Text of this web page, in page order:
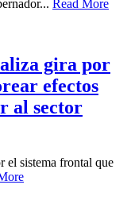
Read More
gira por
efectos
al sector
el sistema frontal que